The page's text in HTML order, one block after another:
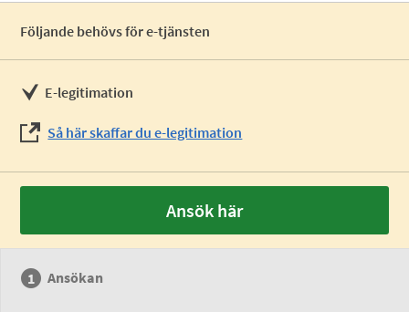
Följande behövs för e-tjänsten
E-legitimation
Så här skaffar du e-legitimation
Ansök här
Ansökan